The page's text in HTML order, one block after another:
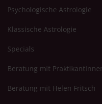
Psychologische Astrologie
Klassische Astrologie
Specials
Beratung mit
Beratung mit Helen Fritsch